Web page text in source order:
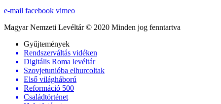
e-mail facebook vimeo
Magyar Nemzeti Levéltár © 2020 Minden jog fenntartva
Gyűjtemények
Rendszerváltás vidéken
Digitális Roma levéltár
Szovjetunióba elhurcoltak
Első világháború
Reformáció 500
Családtörténet